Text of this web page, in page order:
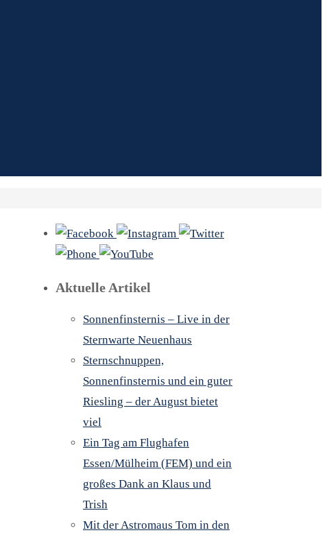
Aktuelle Artikel
Sonnenfinsternis – Live in der
Sternwarte Neuenhaus
Sternschnuppen,
Sonnenfinsternis und ein guter
Riesling – der August bietet
viel
Ein Tag am Flughafen
Essen/Mülheim (FEM) und ein
großes Dank an Klaus und
Trish
Mit der Astromaus Tom in den